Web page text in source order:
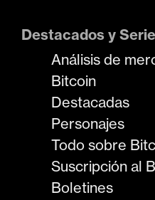
Destacados y
Análisis de
Bitcoin
Destacadas
Personajes
Todo sobre
Suscripción al
Boletines